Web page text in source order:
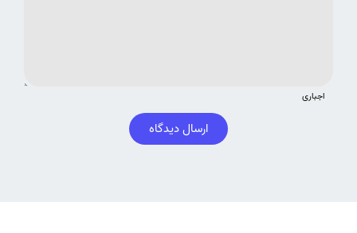
اجباری
ارسال دیدگاه